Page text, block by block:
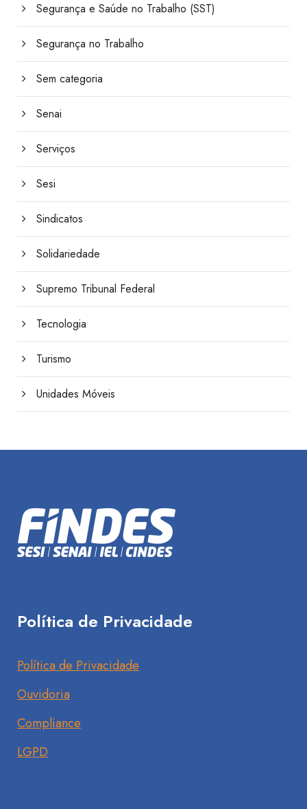
Segurança e Saúde no Trabalho (SST)
Segurança no Trabalho
Sem categoria
Senai
Serviços
Sesi
Sindicatos
Solidariedade
Supremo Tribunal Federal
Tecnologia
Turismo
Unidades Móveis
Política de Privacidade
Política de Privacidade
Ouvidoria
Compliance
LGPD